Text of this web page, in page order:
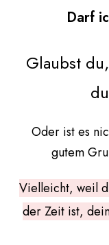
Darf
Glaubst
Oder ist es
gutem
Vielleicht, weil
der Zeit ist,